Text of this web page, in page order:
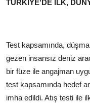
TÜRKİYE'DE İLK,
Test kapsamında,
gezen insansız deniz
bir füze ile angajman
test kapsamında hedef
imha edildi. Atış testi ile